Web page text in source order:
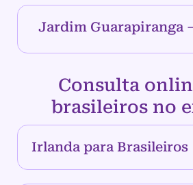
Jardim Guarapiranga
Consulta
brasileiros no
Irlanda para Brasileiros